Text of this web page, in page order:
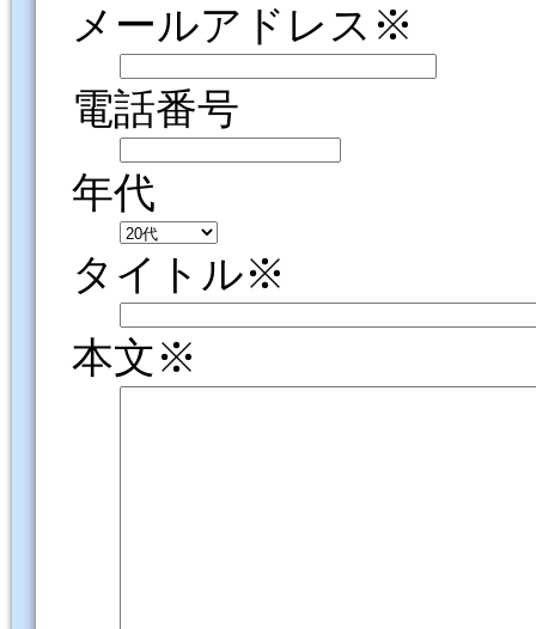
メールアドレス※
電話番号
年代
タイトル※
本文※